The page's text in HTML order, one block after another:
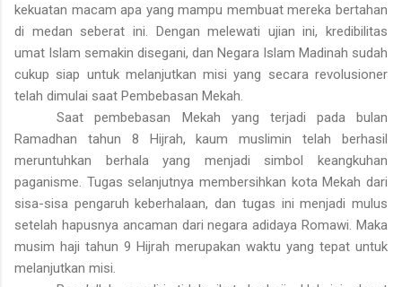
kekuatan macam apa yang mampu membuat mereka bertahan
di medan seberat ini. Dengan melewati ujian ini, kredibilitas
umat Islam semakin disegani, dan Negara Islam Madinah sudah
cukup siap untuk melanjutkan misi yang secara revolusioner
telah dimulai saat Pembebasan Mekah.
Saat pembebasan Mekah yang terjadi pada bulan
Ramadhan tahun 8 Hijrah, kaum muslimin telah berhasil
meruntuhkan berhala yang menjadi simbol keangkuhan
paganisme. Tugas selanjutnya membersihkan kota Mekah dari
sisa-sisa pengaruh keberhalaan, dan tugas ini menjadi mulus
setelah hapusnya ancaman dari negara adidaya Romawi. Maka
musim haji tahun 9 Hijrah merupakan waktu yang tepat untuk
melanjutkan misi.